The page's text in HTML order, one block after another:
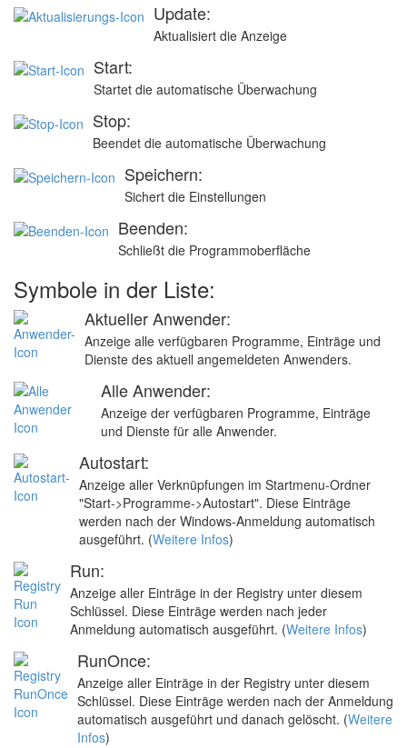
Update:
Aktualisiert die Anzeige
Start:
Startet die automatische Überwachung
Stop:
Beendet die automatische Überwachung
Speichern:
Sichert die Einstellungen
Beenden:
Schließt die Programmoberfläche
Symbole in der Liste:
Aktueller Anwender:
Anzeige alle verfügbaren Programme, Einträge und
Dienste des aktuell angemeldeten Anwenders.
Alle Anwender:
Anzeige der verfügbaren Programme, Einträge
und Dienste für alle Anwender.
Autostart:
Anzeige aller Verknüpfungen im Startmenu-Ordner
"Start->Programme->Autostart". Diese Einträge
werden nach der Windows-Anmeldung automatisch
ausgeführt. (Weitere Infos)
Run:
Anzeige aller Einträge in der Registry unter diesem
Schlüssel. Diese Einträge werden nach jeder
Anmeldung automatisch ausgeführt. (Weitere Infos)
RunOnce:
Anzeige aller Einträge in der Registry unter diesem
Schlüssel. Diese Einträge werden nach der Anmeldung
automatisch ausgeführt und danach gelöscht. (Weitere
Infos)